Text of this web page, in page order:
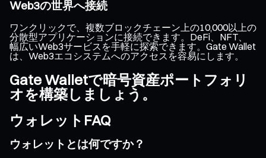
Web3の世界へ接続
ワンクリックで、複数ブロックチェーン上の10,000以上の
分散型アプリケーションに接続できます。DeFi、NFT、
幅広いWeb3サービスを手軽に探索できます。Gate Wallet
は、Web3エコシステムへのアクセスを容易にします。
Gate Walletで暗号資産ポートフォリ
オを構築しましょう。
ウォレットFAQ
ウォレットとは何ですか？